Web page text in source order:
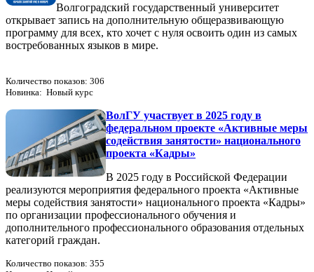
Волгоградский государственный университет
открывает запись на дополнительную общеразвивающую
программу для всех, кто хочет с нуля освоить один из самых
востребованных языков в мире.
Количество показов: 306
Новинка: Новый курс
ВолГУ участвует в 2025 году в
федеральном проекте «Активные меры
содействия занятости» национального
проекта «Кадры»
В 2025 году в Российской Федерации
реализуются мероприятия федерального проекта «Активные
меры содействия занятости» национального проекта «Кадры»
по организации профессионального обучения и
дополнительного профессионального образования отдельных
категорий граждан.
Количество показов: 355